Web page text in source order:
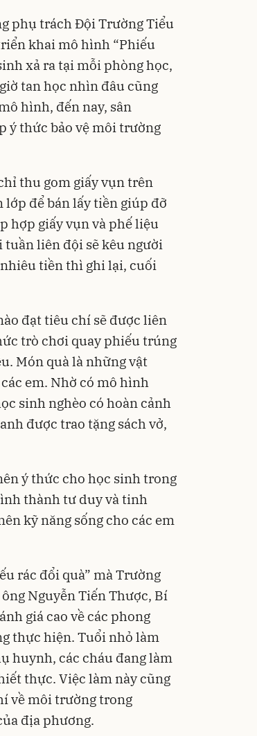
phụ trách Đội Trường Tiểu
khai mô hình “Phiếu
xả ra tại mỗi phòng học,
tan học nhìn đâu cũng
hình, đến nay, sân
ý thức bảo vệ môi trường
thu gom giấy vụn trên
lớp để bán lấy tiền giúp đỡ
hợp giấy vụn và phế liệu
tuần liên đội sẽ kêu người
tiền thì ghi lại, cuối
đạt tiêu chí sẽ được liên
trò chơi quay phiếu trúng
Món quà là những vật
em. Nhờ có mô hình
sinh nghèo có hoàn cảnh
được trao tặng sách vở,
ý thức cho học sinh trong
thành tư duy và tinh
kỹ năng sống cho các em
rác đổi quà” mà Trường
Nguyễn Tiến Thược, Bí
giá cao về các phong
thực hiện. Tuổi nhỏ làm
huynh, các cháu đang làm
thực. Việc làm này cũng
về môi trường trong
địa phương.